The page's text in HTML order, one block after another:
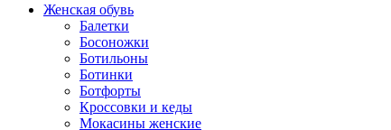
Женская обувь
Балетки
Босоножки
Ботильоны
Ботинки
Ботфорты
Кроссовки и кеды
Мокасины женские